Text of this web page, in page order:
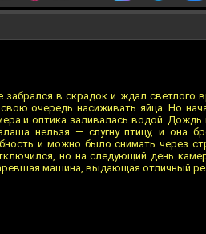
в скрадок и ждал светлого
очередь насиживать яйца. Но
и оптика заливалась водой. Дождь
нельзя — спугну птицу, и она
и можно было снимать через
но на следующий день
машина, выдающая отличный